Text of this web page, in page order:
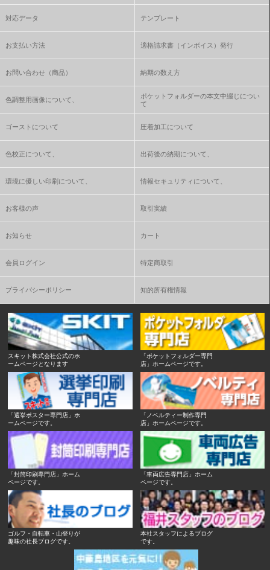
対応データ テンプレート
お支払い方法 適格請求書（インボイス）発行
お問い合わせ（商品） 納期の数え方
色調整用画像について、
ポケットフォルダーの本文中綴じについ
て
ゴーストについて 圧着加工について
色校正について、 出荷後の納期について、
環境に優しい印刷について、 情報セキュリティについて、
お客様の声 取引実績
お知らせ カート
会員ログイン 特定商取引
プライバシーポリシー 知的所有権情報
スキット株式会社公式のホ
ームページとなります
「ポケットフォルダー専門
店」ホームページです。
「選挙ポスター専門店」ホ
ームページです。
「ノベルティー制作専門
店」ホームページです。
「封筒印刷専門店」ホーム
ページです。
「車両広告専門店」ホーム
ページです。
ゴルフ・自転車・山登りが
趣味の社長ブログです。
本社スタッフによるブログ
です。